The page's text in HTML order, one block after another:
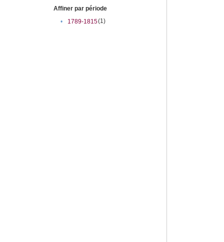
Affiner par période
•
1789-1815(1)